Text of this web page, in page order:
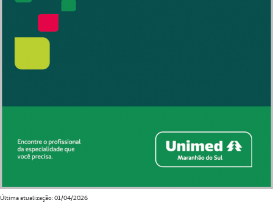
Última atualização: 01/04/2026